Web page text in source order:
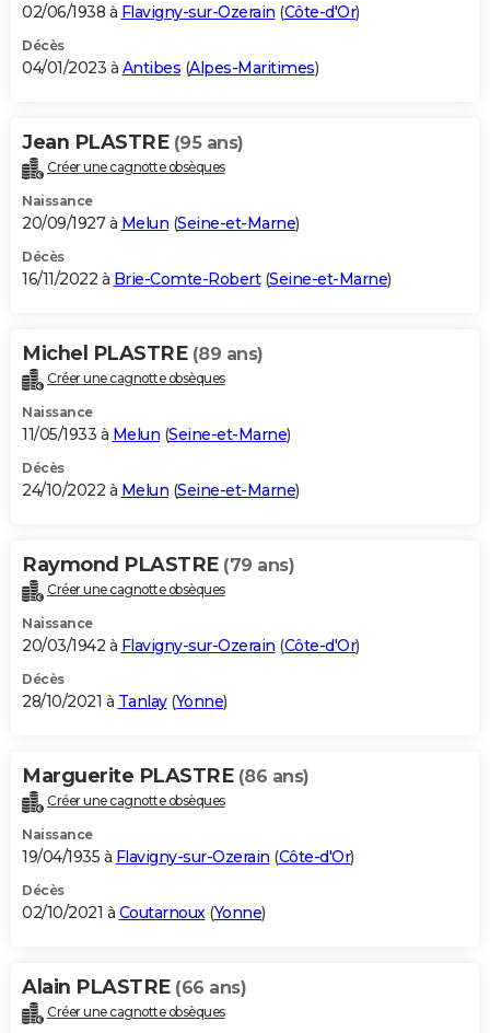
02/06/1938 à Flavigny-sur-Ozerain (Côte-d'Or)
Décès
04/01/2023 à Antibes (Alpes-Maritimes)
Jean PLASTRE (95 ans)
Créer une cagnotte obsèques
Naissance
20/09/1927 à Melun (Seine-et-Marne)
Décès
16/11/2022 à Brie-Comte-Robert(Seine-et-Marne)
Michel PLASTRE (89 ans)
Créer une cagnotte obsèques
Naissance
11/05/1933 à Melun (Seine-et-Marne)
Décès
24/10/2022 à Melun (Seine-et-Marne)
Raymond PLASTRE (79 ans)
Créer une cagnotte obsèques
Naissance
20/03/1942 à Flavigny-sur-Ozerain (Côte-d'Or)
Décès
28/10/2021 à Tanlay(Yonne)
Marguerite PLASTRE (86 ans)
Créer une cagnotte obsèques
Naissance
19/04/1935 à Flavigny-sur-Ozerain (Côte-d'Or)
Décès
02/10/2021 à Coutarnoux(Yonne)
Alain PLASTRE (66 ans)
Créer une cagnotte obsèques